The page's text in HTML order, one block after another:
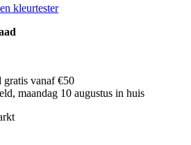
kleurtester
gratis vanaf €50
maandag 10 augustus in huis